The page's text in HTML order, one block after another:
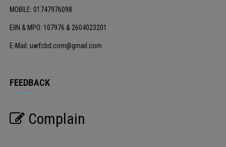
MOBILE: 01747976098
EIIN & MPO: 107976 & 2604023201
E-Mail: uwfcbd.com@gmail.com
FEEDBACK
Complain